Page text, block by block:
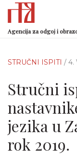
Agencija za odgoj i
STRUČNI ISPITI / 4.
Stručni
jezika u
rok 2019.